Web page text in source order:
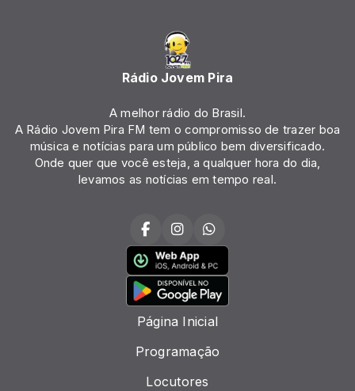
Rádio Jovem Pira
A melhor rádio do Brasil.
A Rádio Jovem Pira FM tem o compromisso de trazer boa
música e notícias para um público bem diversificado.
Onde quer que você esteja, a qualquer hora do dia,
levamos as notícias em tempo real.
Página Inicial
Programação
Locutores